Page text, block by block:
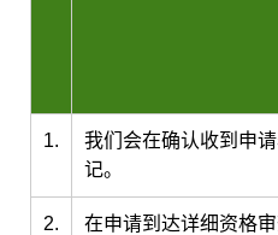
1.
我们会在确认收到申
记。
2.
在申请到达详细资格